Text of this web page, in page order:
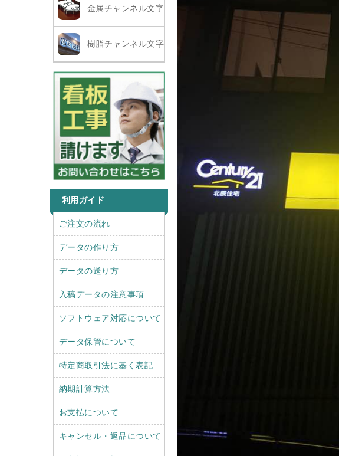
金属チャンネル文字
樹脂チャンネル文字
利用ガイド
r
ご注文の流れ
データの作り方
データの送り方
入稿データの注意事項
ソフトウェア対応について
データ保管について
特定商取引法に基く表記
納期計算方法
お支払について
キャンセル・返品について